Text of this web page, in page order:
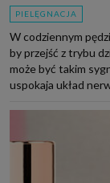
PIELĘGNACJA
W codziennym
by przejść z trybu
może być takim
uspokaja układ